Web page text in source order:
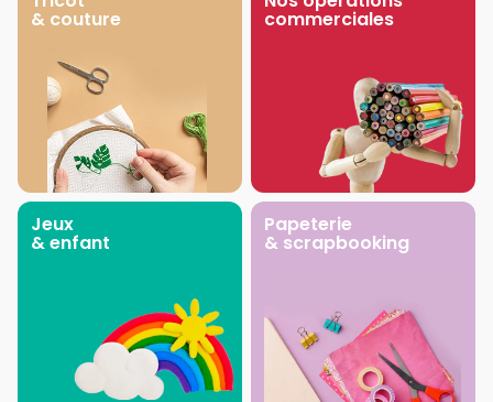
& couture commerciales
Jeux
& enfant
Papeterie
& scrapbooking